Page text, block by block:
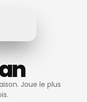
Joue le plus